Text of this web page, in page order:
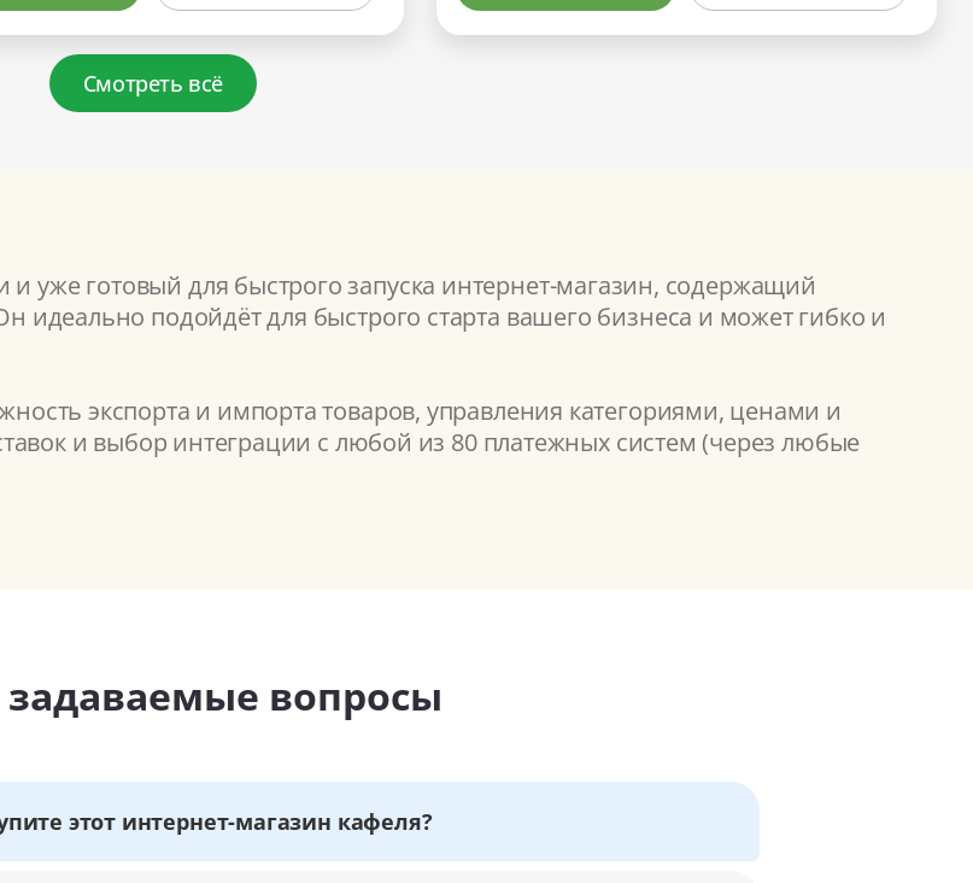
Смотреть всё
готовый для быстрого запуска интернет-магазин, содержащий
идеально подойдёт для быстрого старта вашего бизнеса и может гибко и
экспорта и импорта товаров, управления категориями, ценами и
и выбор интеграции с любой из 80 платежных систем (через любые
задаваемые вопросы
этот интернет-магазин кафеля?